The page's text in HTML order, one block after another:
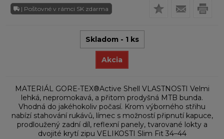
| Poštovné v rámci SK zdarma
Skladom - 1 ks
Akcia
MATERIÁL GORE-TEX®Active Shell VLASTNOSTI Velmi
lehká, nepromokavá, a přitom prodyšná MTB bunda.
Vhodná do jakéhokoliv počasí. Krom výborného střihu
nabízí stahování rukávů, límec s možností připnutí kapuce,
prodloužený zadní díl, reflexní panely, tvarované lokty a
dvojité krytí zipu VELIKOSTI Slim Fit 34–44